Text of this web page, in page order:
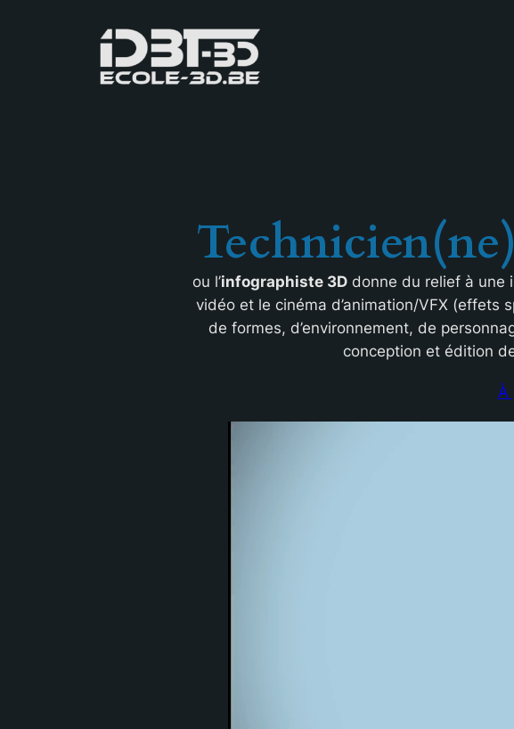
Technicien(ne)
ou l’infographiste 3D donne du relief à une
vidéo et le cinéma d’animation/VFX (effets
de formes, d’environnement, de
conception et édition
À